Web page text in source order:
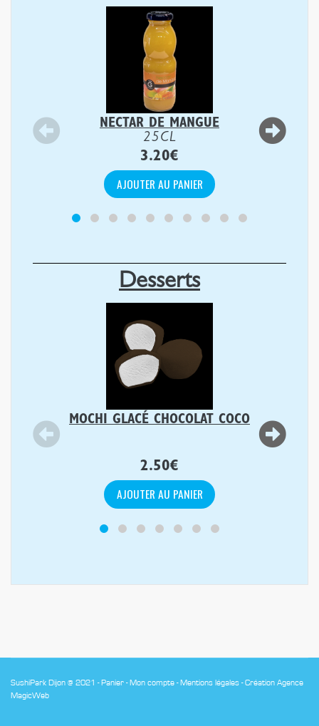
NECTAR DE MANGUE
25CL
3.20€
AJOUTER AU PANIER
Desserts
MOCHI GLACÉ CHOCOLAT COCO
2.50€
AJOUTER AU PANIER
SushiPark Dijon @ 2021 - Panier - Mon compte - Mentions légales -Création Agence
MagicWeb